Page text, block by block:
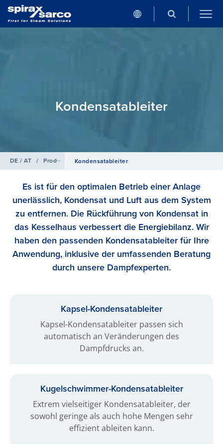
Kondensat­ableiter
DE / AT / Produkte Kondensat­ableiter
Es ist für den optimalen Betrieb einer Anlage
unerlässlich, Kondensat und Luft aus dem System
zu entfernen. Die Rückführung von Kondensat in
das Kesselhaus verbessert die Energiebilanz. Wir
haben den passenden Kondensatableiter für Ihre
Anwendung, inklusive der umfassenden Beratung
durch unsere Dampfexperten.
Kapsel-Kondensat­ableiter
Kapsel-Kondensatableiter passen sich
automatisch an Veränderungen des
Dampfdrucks an.
Kugelschwimmer-Kondensat­ableiter
Extrem vielseitiger Kondensatableiter, der
sowohl geringe als auch hohe Mengen sehr
effizient ableiten kann.